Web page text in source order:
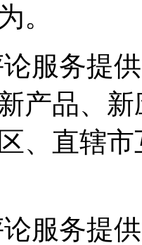
。
服务提
产品、
、直辖
服务提